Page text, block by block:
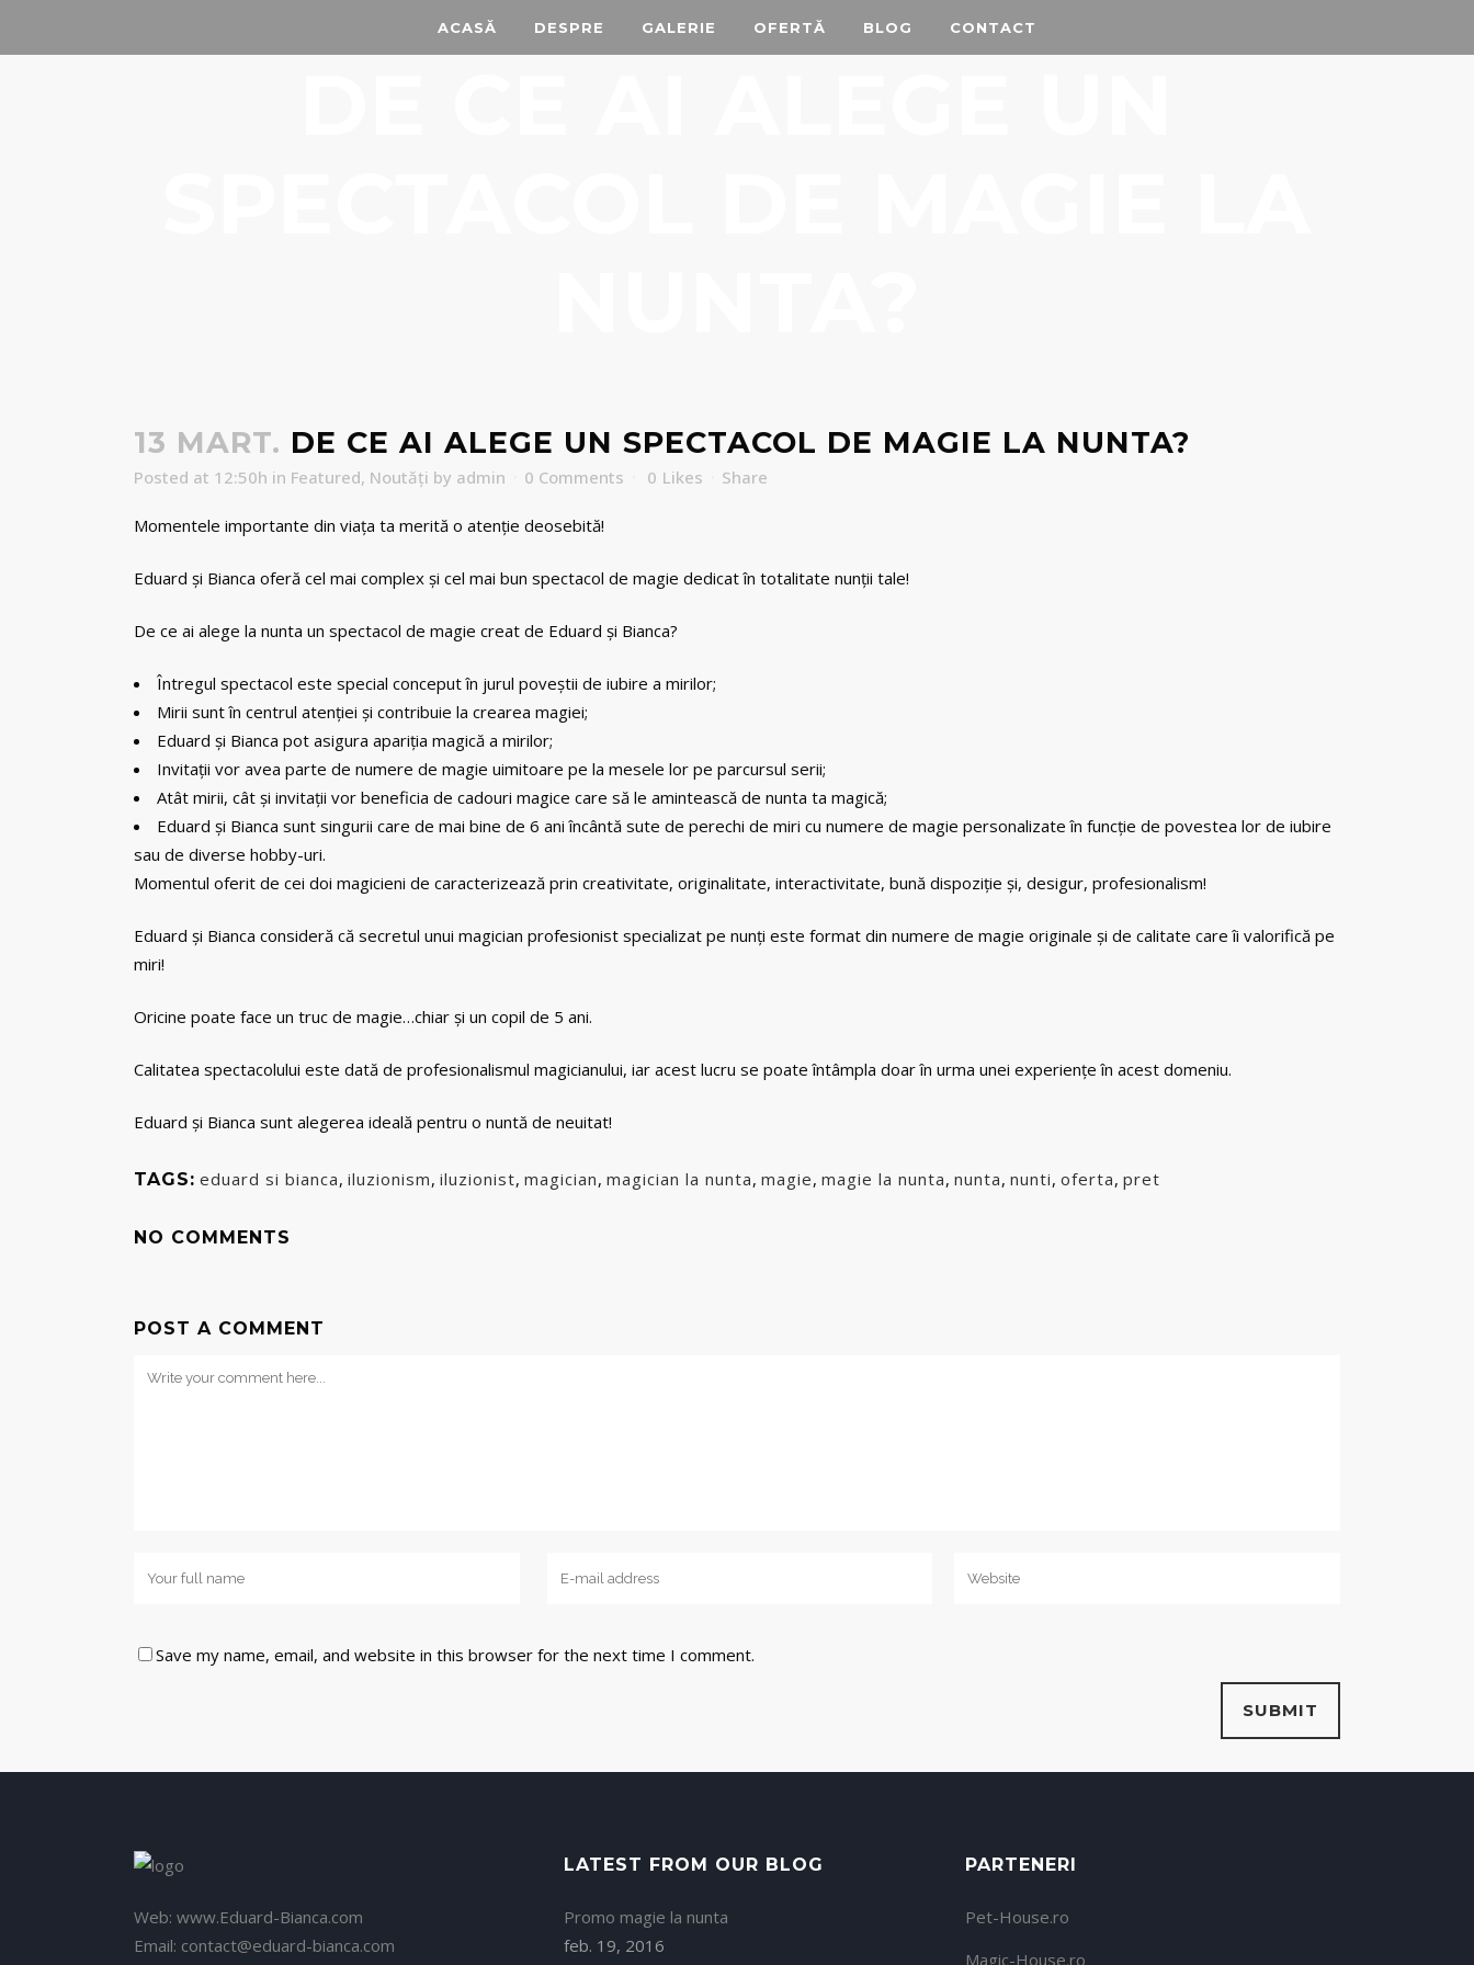
ACASĂ DESPRE GALERIE OFERTĂ BLOG CONTACT
13 MART. DE CE AI ALEGE UN SPECTACOL DE MAGIE LA NUNTA?
Posted at 12:50h in Featured, Noutăți by admin 0 Comments 0 Likes Share
Momentele importante din viața ta merită o atenție deosebită!
Eduard și Bianca oferă cel mai complex și cel mai bun spectacol de magie dedicat în totalitate nunții tale!
De ce ai alege la nunta un spectacol de magie creat de Eduard și Bianca?
Întregul spectacol este special conceput în jurul poveștii de iubire a mirilor;
Mirii sunt în centrul atenției și contribuie la crearea magiei;
Eduard și Bianca pot asigura apariția magică a mirilor;
Invitații vor avea parte de numere de magie uimitoare pe la mesele lor pe parcursul serii;
Atât mirii, cât și invitații vor beneficia de cadouri magice care să le amintească de nunta ta magică;
Eduard și Bianca sunt singurii care de mai bine de 6 ani încântă sute de perechi de miri cu numere de magie personalizate în funcție de povestea lor de iubire
sau de diverse hobby-uri.
Momentul oferit de cei doi magicieni de caracterizează prin creativitate, originalitate, interactivitate, bună dispoziție și, desigur, profesionalism!
Eduard și Bianca consideră că secretul unui magician profesionist specializat pe nunți este format din numere de magie originale și de calitate care îi valorifică pe
miri!
Oricine poate face un truc de magie…chiar și un copil de 5 ani.
Calitatea spectacolului este dată de profesionalismul magicianului, iar acest lucru se poate întâmpla doar în urma unei experiențe în acest domeniu.
Eduard și Bianca sunt alegerea ideală pentru o nuntă de neuitat!
TAGS: eduard si bianca, iluzionism, iluzionist, magician, magician la nunta, magie, magie la nunta, nunta, nunti, oferta, pret
NO COMMENTS
POST A COMMENT
Save my name, email, and website in this browser for the next time I comment.
Web: www.Eduard-Bianca.com
Email: contact@eduard-bianca.com
LATEST FROM OUR BLOG
Promo magie la nunta
feb. 19, 2016
PARTENERI
Pet-House.ro
Magic-House.ro